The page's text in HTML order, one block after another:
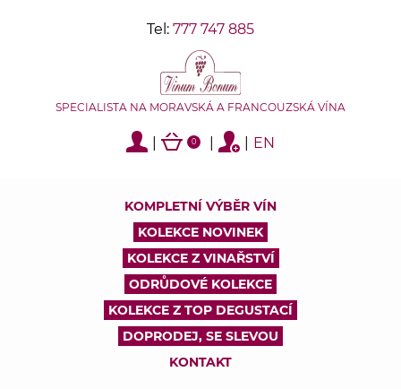
Tel: 777 747 885
SPECIALISTA NA MORAVSKÁ A FRANCOUZSKÁ VÍNA
0 EN
KOMPLETNÍ VÝBĚR VÍN
KOLEKCE NOVINEK
KOLEKCE Z VINAŘSTVÍ
ODRŮDOVÉ KOLEKCE
KOLEKCE Z TOP DEGUSTACÍ
DOPRODEJ, SE SLEVOU
KONTAKT